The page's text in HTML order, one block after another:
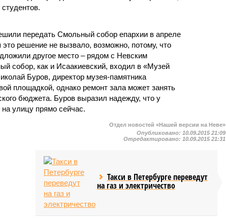
передать Смольный собор епархии в апреле
решение не вызвало, возможно, потому, что
другое место – рядом с Невским
собор, как и Исаакиевский, входил в «Музей
Буров, директор музея-памятника
площадкой, однако ремонт зала может занять
бюджета. Буров выразил надежду, что у
на улицу прямо сейчас.
Отдел новостей «Нашей версии на Неве»
Опубликовано: 10.09.2015 21:09
Отредактировано: 10.09.2015 21:31
Такси в Петербурге переведут
на газ и электричество